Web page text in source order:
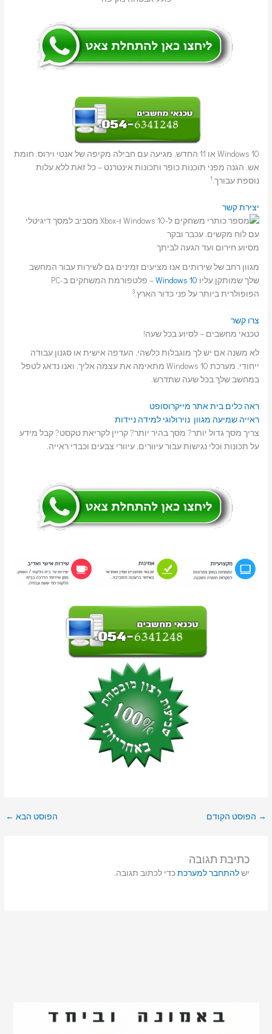
Windows 10 או 11 החדש, מגיעה עם חבילה מקיפה של אנטי וירוס, חומת
אש, הגנה מפני תוכנות כופר ותכונות אינטרנט – כל זאת ללא עלות
נוספת עבורך.1
יצירת קשר
מסיוע חירום ועד הגעה לביתך
מגוון רחב של שירותים אנו מציעים זמינים גם לשירות עבור המחשב
שלך שמותקן עליו Windows 10
– פלטפורמת המשחקים ב-PC
הפופולרית ביותר על פני כדור הארץ.3
צרו קשר
טכנאי מחשבים – לסיוע בכל שעה!
לא משנה אם יש לך מוגבלות כלשהי, העדפה אישית או סגנון עבודה
ייחודי, מערכת Windows 10 מתאימה את עצמה אליך. ואנו נדאג לטפל
במחשב שלך בכל שעה שתדרש.
ראה כלים בית אתר מייקרוסופט
ראייה שמיעה מגוון נוירולוגי למידה ניידות
צריך מסך גדול יותר? מסך בהיר יותר? קריין לקריאת טקסט? קבל מידע
על תכונות וכלי נגישות עבור עיוורים, עיוורי צבעים וכבדי ראייה.
→ הפוסט הקודם הפוסט הבא ←
כתיבת תגובה
ישלהתחבר למערכתכדי לכתוב תגובה.